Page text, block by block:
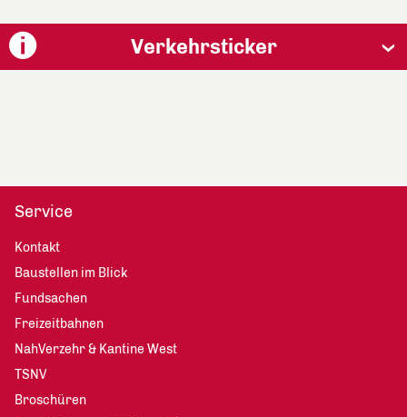
Verkehrsticker
Service
Kontakt
Baustellen im Blick
Fundsachen
Freizeitbahnen
NahVerzehr & Kantine West
TSNV
Broschüren